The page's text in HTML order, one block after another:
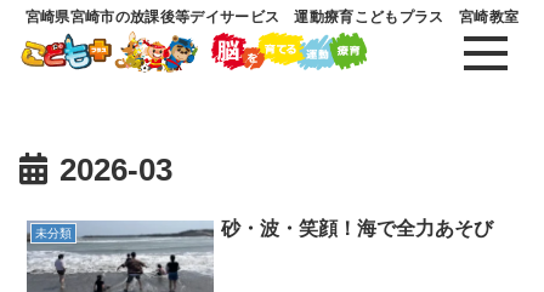
宮崎県宮崎市の放課後等デイサービス 運動療育こどもプラス 宮崎教室
2026-03
未分類 砂・波・笑顔！海で全力あそび